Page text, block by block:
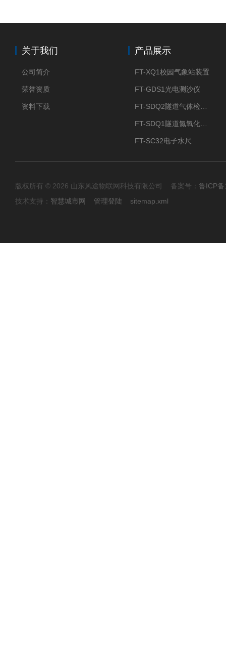
关于我们
公司简介
荣誉资质
资料下载
产品展示
FT-XQ1校园气象站装置
FT-GDS1光电测沙仪
FT-SC32电子水尺
版权所有 © 2026 山东风途物联网科技有限公司 备案号： 鲁ICP
技术支持： 智慧城市网 管理登陆 sitemap.xml